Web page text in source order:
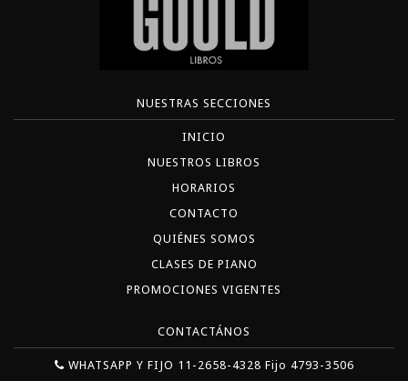
NUESTRAS SECCIONES
INICIO
NUESTROS LIBROS
HORARIOS
CONTACTO
QUIÉNES SOMOS
CLASES DE PIANO
PROMOCIONES VIGENTES
CONTACTÁNOS
WHATSAPP Y FIJO 11-2658-4328 Fijo 4793-3506